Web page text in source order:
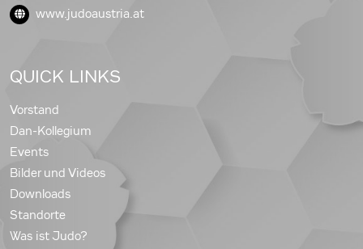
www.judoaustria.at
QUICK LINKS
Vorstand
Dan-Kollegium
Events
Bilder und Videos
Downloads
Standorte
Was ist Judo?